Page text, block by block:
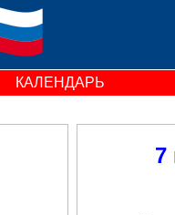
КАЛЕНДАРЬ
7